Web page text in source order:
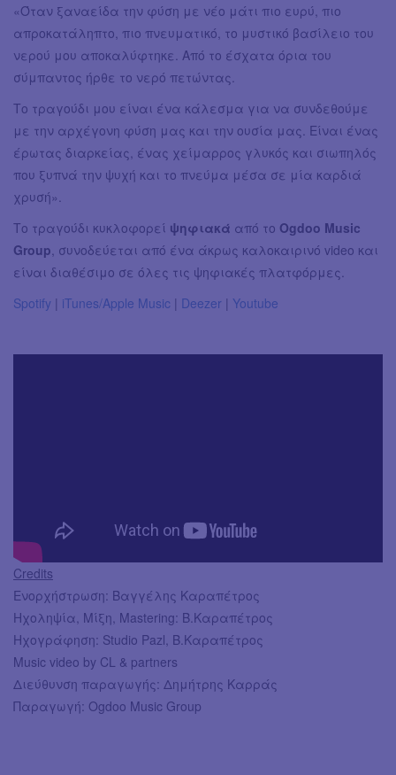
«Όταν ξαναείδα την φύση με νέο μάτι πιο ευρύ, πιο
απροκατάληπτο, πιο πνευματικό, το μυστικό βασίλειο του
νερού μου αποκαλύφτηκε. Από το έσχατα όρια του
σύμπαντος ήρθε το νερό πετώντας.
Το τραγούδι μου είναι ένα κάλεσμα για να συνδεθούμε
με την αρχέγονη φύση μας και την ουσία μας. Είναι ένας
έρωτας διαρκείας, ένας χείμαρρος γλυκός και σιωπηλός
που ξυπνά την ψυχή και το πνεύμα μέσα σε μία καρδιά
χρυσή».
Το τραγούδι κυκλοφορεί ψηφιακά από το Ogdoo Music
Group , συνοδεύεται από ένα άκρως καλοκαιρινό video και
είναι διαθέσιμο σε όλες τις ψηφιακές πλατφόρμες.
Spotify | iTunes/Apple Music | Deezer | Youtube
Credits
Ενορχήστρωση: Βαγγέλης Καραπέτρος
Ηχοληψία, Μίξη, Mastering: Β.Καραπέτρος
Ηχογράφηση: Studio Pazl, Β.Καραπέτρος
Music video by CL & partners
Διεύθυνση παραγωγής: Δημήτρης Καρράς
Παραγωγή: Ogdoo Music Group